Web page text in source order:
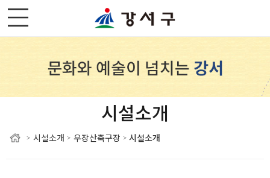
시설소개
> 시설소개 > 우장산축구장 > 시설소개